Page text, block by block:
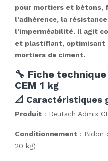
pour mortiers et bétons,
l’adhérence, la
l’imperméabilité. Il agit
et plastifiant, optimisant
mortiers de ciment.
🔧 Fiche
CEM 1 kg
📐 Caractéristiques
Produit : Deutsch Admix
Conditionnement : Bidon
20 kg)